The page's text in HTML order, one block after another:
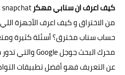
كيف اعرف ان سنابي مهكر
من الاختراق و كيف اعرف الأجهزة
حساب سناب مخترق؟ أسئلة كثيرة
عن التعريف فهو أفضل تطبيقات